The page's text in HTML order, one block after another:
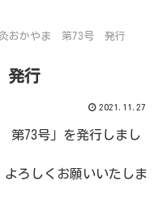
おかやま 第73号 発行
発行
2021.11.27
第73号」を発行しまし
よろしくお願いいたしま